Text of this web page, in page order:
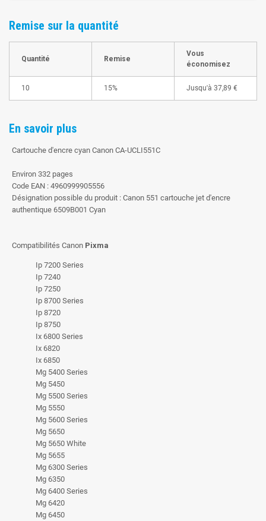
Remise sur la quantité
Quantité Remise
Vous
économisez
10 15% Jusqu'à 37,89 €
En savoir plus
Cartouche d'encre cyan Canon CA-UCLI551C
Environ 332 pages
Code EAN : 4960999905556
Désignation possible du produit : Canon 551 cartouche jet d'encre
authentique 6509B001 Cyan
Compatibilités Canon Pixma
Ip 7200 Series
Ip 7240
Ip 7250
Ip 8700 Series
Ip 8720
Ip 8750
Ix 6800 Series
Ix 6820
Ix 6850
Mg 5400 Series
Mg 5450
Mg 5500 Series
Mg 5550
Mg 5600 Series
Mg 5650
Mg 5650 White
Mg 5655
Mg 6300 Series
Mg 6350
Mg 6400 Series
Mg 6420
Mg 6450